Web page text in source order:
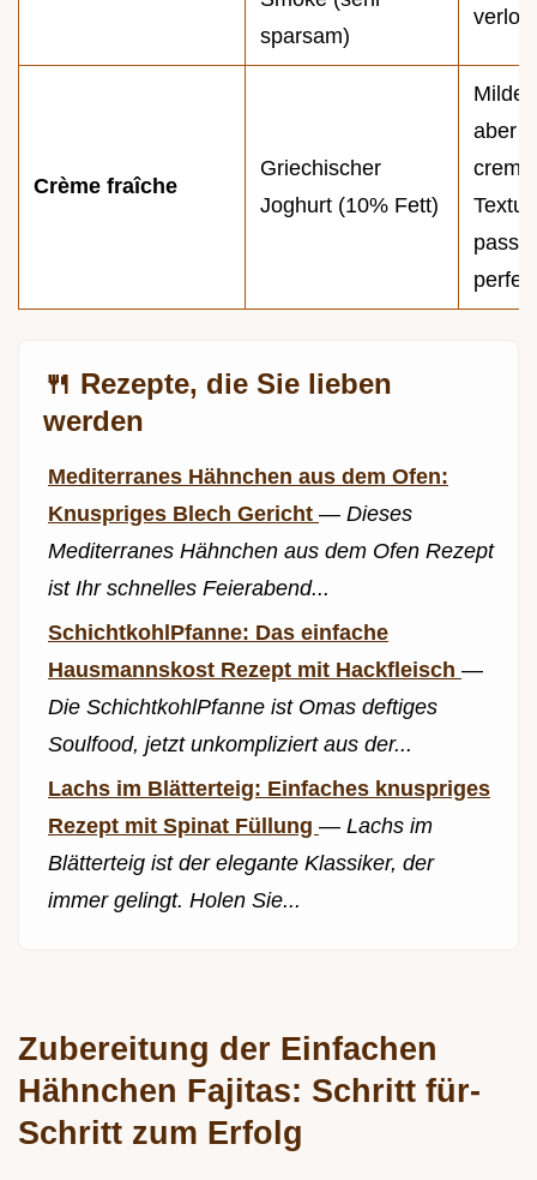
sparsam)
Crème fraîche
Griechischer
Joghurt (10% Fett)
Milder,
aber
Textur
passt
🍴 Rezepte, die Sie lieben
werden
Mediterranes Hähnchen aus dem Ofen:
Knuspriges Blech Gericht — Dieses
Mediterranes Hähnchen aus dem Ofen Rezept
ist Ihr schnelles Feierabend...
SchichtkohlPfanne: Das einfache
Hausmannskost Rezept mit Hackfleisch —
Die SchichtkohlPfanne ist Omas deftiges
Soulfood, jetzt unkompliziert aus der...
Lachs im Blätterteig: Einfaches knuspriges
Rezept mit Spinat Füllung — Lachs im
Blätterteig ist der elegante Klassiker, der
immer gelingt. Holen Sie...
Zubereitung der Einfachen
Hähnchen Fajitas: Schritt für-
Schritt zum Erfolg